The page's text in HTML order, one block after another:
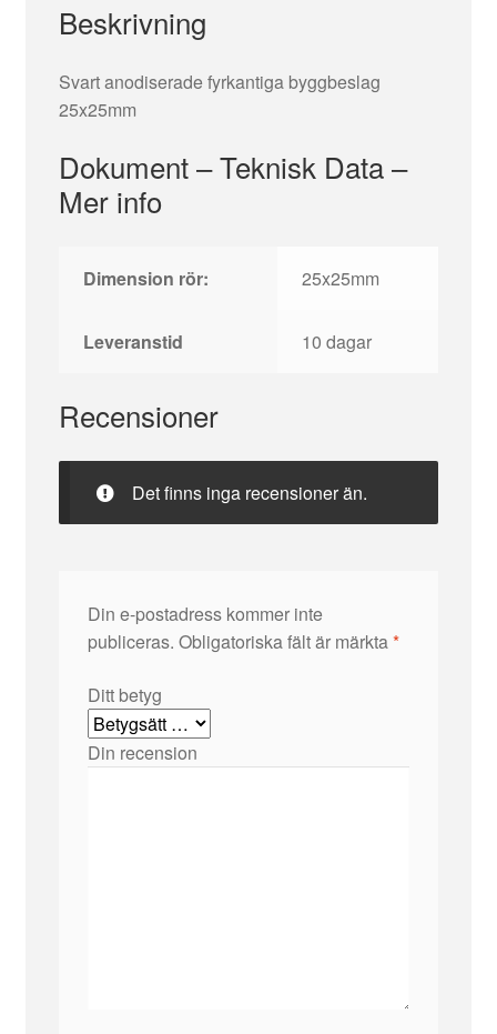
Beskrivning
Svart anodiserade fyrkantiga byggbeslag
25x25mm
Dokument – Teknisk Data –
Mer info
Dimension rör: 25x25mm
Leveranstid 10 dagar
Recensioner
Det finns inga recensioner än.
Din e-postadress kommer inte
publiceras. Obligatoriska fält är märkta*
Ditt betyg
Din recension